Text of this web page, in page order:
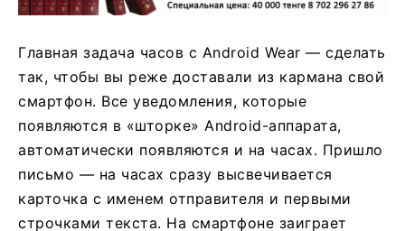
Главная задача часов с Android Wear — сделать
так, чтобы вы реже доставали из кармана свой
смартфон. Все уведомления, которые
появляются в «шторке» Android-аппарата,
автоматически появляются и на часах. Пришло
письмо — на часах сразу высвечивается
карточка с именем отправителя и первыми
строчками текста. На смартфоне заиграет